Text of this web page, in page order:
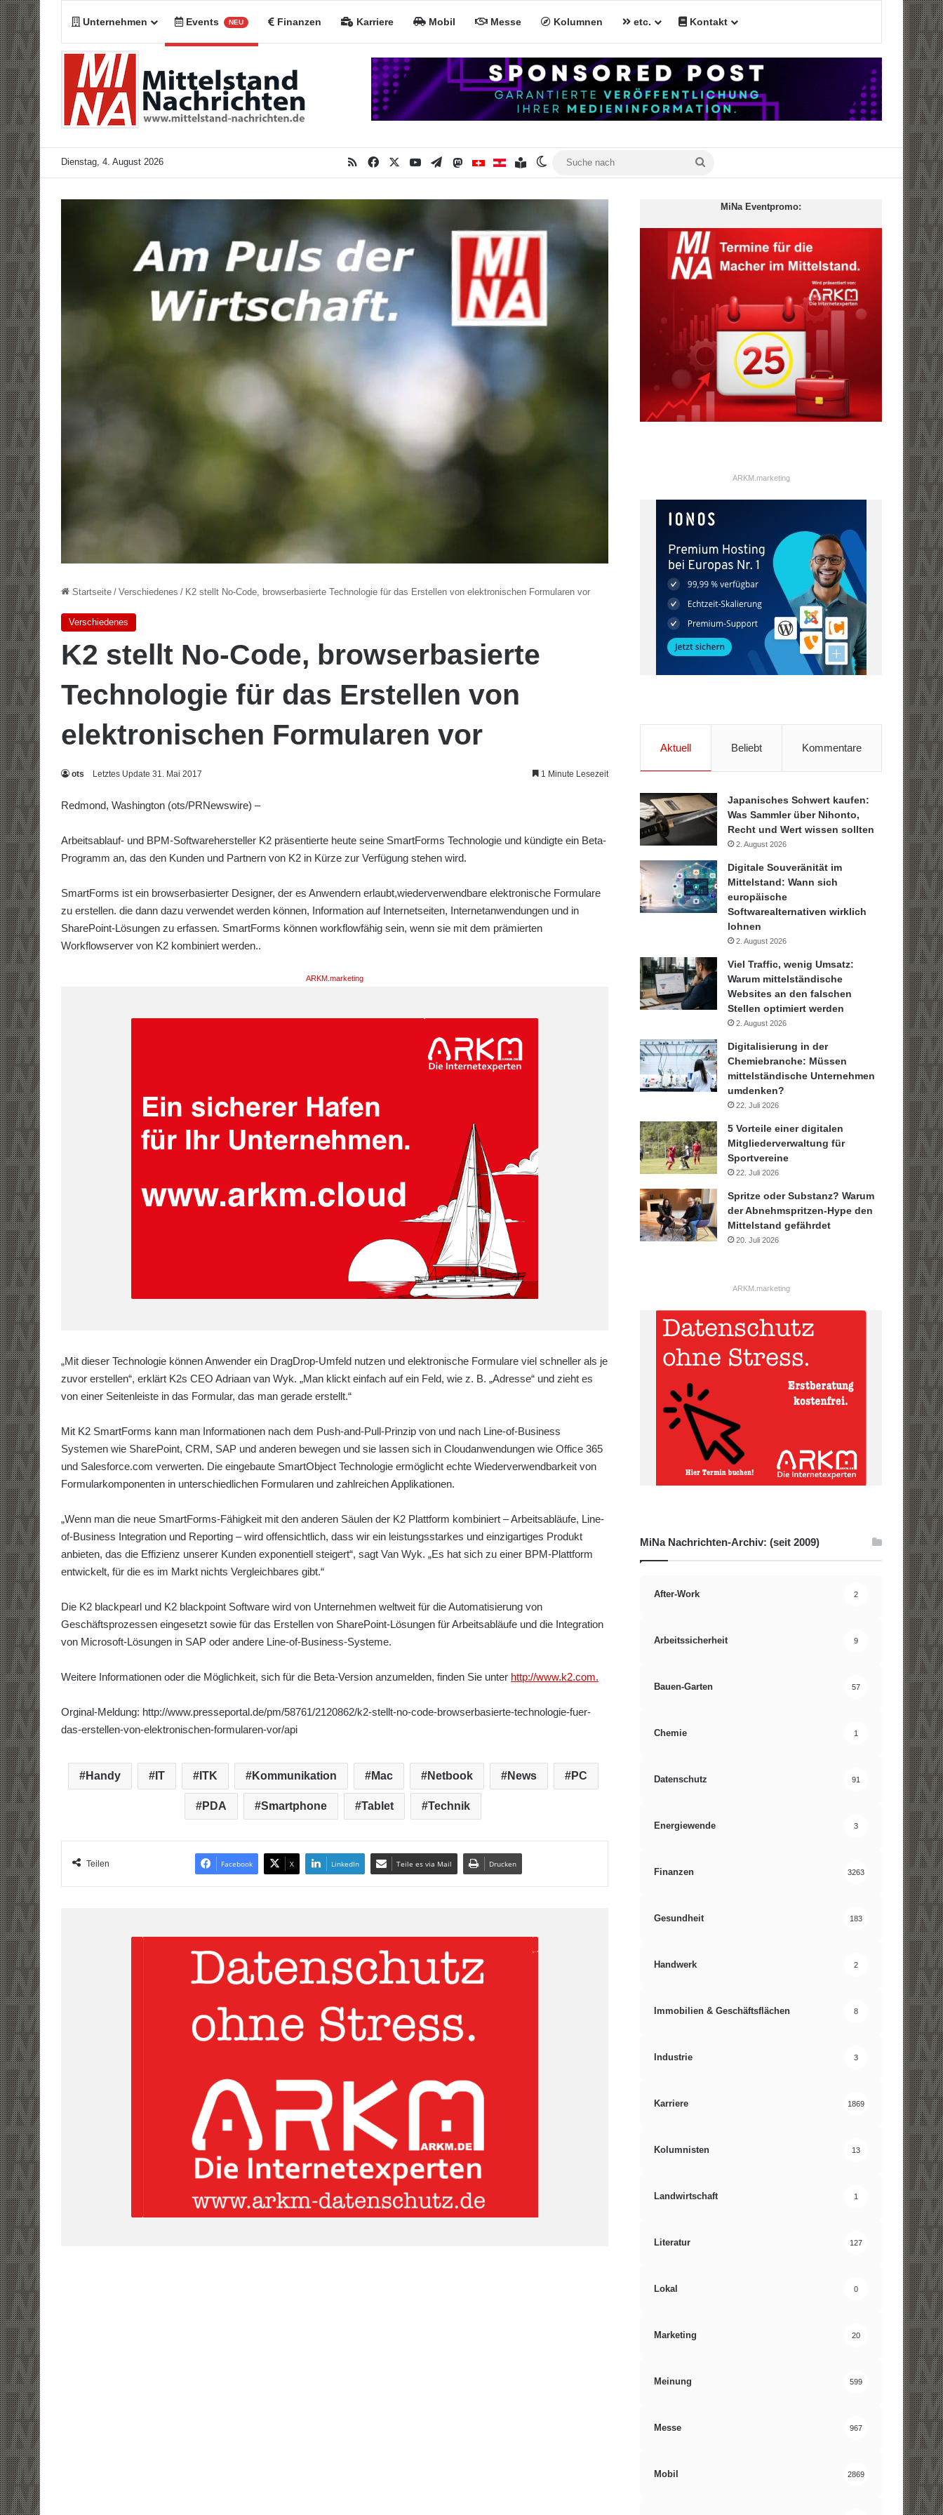
Unternehmen Events NEU Finanzen Karriere Mobil Messe Kolumnen etc. Kontakt
Dienstag, 4. August 2026 RSS Facebook YouTubeTelegramMastodonMiNa CHMiNa ATInhaltsverzeichnis
Skin umschalten
Startseite / Verschiedenes / K2 stellt No-Code, browserbasierte Technologie für das Erstellen von elektronischen Formularen vor
Verschiedenes
K2 stellt No-Code, browserbasierte
Technologie für das Erstellen von
elektronischen Formularen vor
ots Letztes Update 31. Mai 2017 1 Minute Lesezeit
Redmond, Washington (ots/PRNewswire) –
Arbeitsablauf- und BPM-Softwarehersteller K2 präsentierte heute seine SmartForms Technologie und kündigte ein Beta-
Programm an, das den Kunden und Partnern von K2 in Kürze zur Verfügung stehen wird.
SmartForms ist ein browserbasierter Designer, der es Anwendern erlaubt,wiederverwendbare elektronische Formulare
zu erstellen. die dann dazu verwendet werden können, Information auf Internetseiten, Internetanwendungen und in
SharePoint-Lösungen zu erfassen. SmartForms können workflowfähig sein, wenn sie mit dem prämierten
Workflowserver von K2 kombiniert werden..
ARKM.marketing
„Mit dieser Technologie können Anwender ein DragDrop-Umfeld nutzen und elektronische Formulare viel schneller als je
zuvor erstellen“, erklärt K2s CEO Adriaan van Wyk. „Man klickt einfach auf ein Feld, wie z. B. „Adresse“ und zieht es
von einer Seitenleiste in das Formular, das man gerade erstellt.“
Mit K2 SmartForms kann man Informationen nach dem Push-and-Pull-Prinzip von und nach Line-of-Business
Systemen wie SharePoint, CRM, SAP und anderen bewegen und sie lassen sich in Cloudanwendungen wie Office 365
und Salesforce.com verwerten. Die eingebaute SmartObject Technologie ermöglicht echte Wiederverwendbarkeit von
Formularkomponenten in unterschiedlichen Formularen und zahlreichen Applikationen.
„Wenn man die neue SmartForms-Fähigkeit mit den anderen Säulen der K2 Plattform kombiniert – Arbeitsabläufe, Line-
of-Business Integration und Reporting – wird offensichtlich, dass wir ein leistungsstarkes und einzigartiges Produkt
anbieten, das die Effizienz unserer Kunden exponentiell steigert“, sagt Van Wyk. „Es hat sich zu einer BPM-Plattform
entwickelt, für die es im Markt nichts Vergleichbares gibt.“
Die K2 blackpearl und K2 blackpoint Software wird von Unternehmen weltweit für die Automatisierung von
Geschäftsprozessen eingesetzt sowie für das Erstellen von SharePoint-Lösungen für Arbeitsabläufe und die Integration
von Microsoft-Lösungen in SAP oder andere Line-of-Business-Systeme.
Weitere Informationen oder die Möglichkeit, sich für die Beta-Version anzumelden, finden Sie unter http://www.k2.com.
Orginal-Meldung: http://www.presseportal.de/pm/58761/2120862/k2-stellt-no-code-browserbasierte-technologie-fuer-
das-erstellen-von-elektronischen-formularen-vor/api
Handy IT ITK Kommunikation Mac Netbook News PC
PDA Smartphone Tablet Technik
Teilen Facebook X LinkedIn Teile es via Mail Drucken
MiNa Eventpromo:
ARKM.marketing
Aktuell Beliebt Kommentare
Japanisches Schwert kaufen:
Was Sammler über Nihonto,
Recht und Wert wissen sollten
2. August 2026
Digitale Souveränität im
Mittelstand: Wann sich
europäische
Softwarealternativen wirklich
lohnen
2. August 2026
Viel Traffic, wenig Umsatz:
Warum mittelständische
Websites an den falschen
Stellen optimiert werden
2. August 2026
Digitalisierung in der
Chemiebranche: Müssen
mittelständische Unternehmen
umdenken?
22. Juli 2026
5 Vorteile einer digitalen
Mitgliederverwaltung für
Sportvereine
22. Juli 2026
Spritze oder Substanz? Warum
der Abnehmspritzen-Hype den
Mittelstand gefährdet
20. Juli 2026
ARKM.marketing
MiNa Nachrichten-Archiv: (seit 2009)
After-Work 2
Arbeitssicherheit 9
Bauen-Garten 57
Chemie 1
Datenschutz 91
Energiewende 3
Finanzen 3263
Gesundheit 183
Handwerk 2
Immobilien & Geschäftsflächen 8
Industrie 3
Karriere 1869
Kolumnisten 13
Landwirtschaft 1
Literatur 127
Lokal 0
Marketing 20
Meinung 599
Messe 967
Mobil 2869